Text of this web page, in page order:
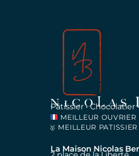
Pâtissier • Chocolatier
MEILLEUR OUVRIER
🥇 MEILLEUR
La Maison Nicolas